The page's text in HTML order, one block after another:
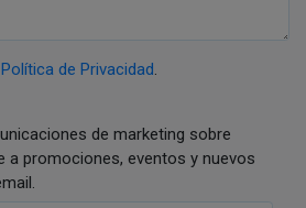
Política de Privacidad
de marketing sobre
a promociones, eventos y nuevos